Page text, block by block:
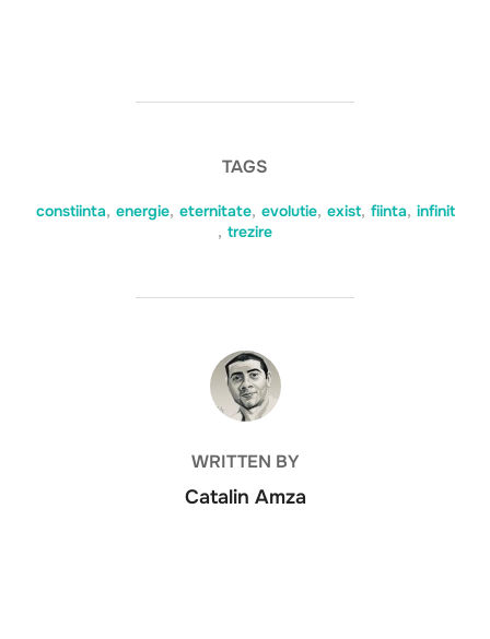
TAGS
constiinta, energie, eternitate, evolutie, exist, fiinta, infinit
, trezire
POST AUTHOR
WRITTEN BY
Catalin Amza